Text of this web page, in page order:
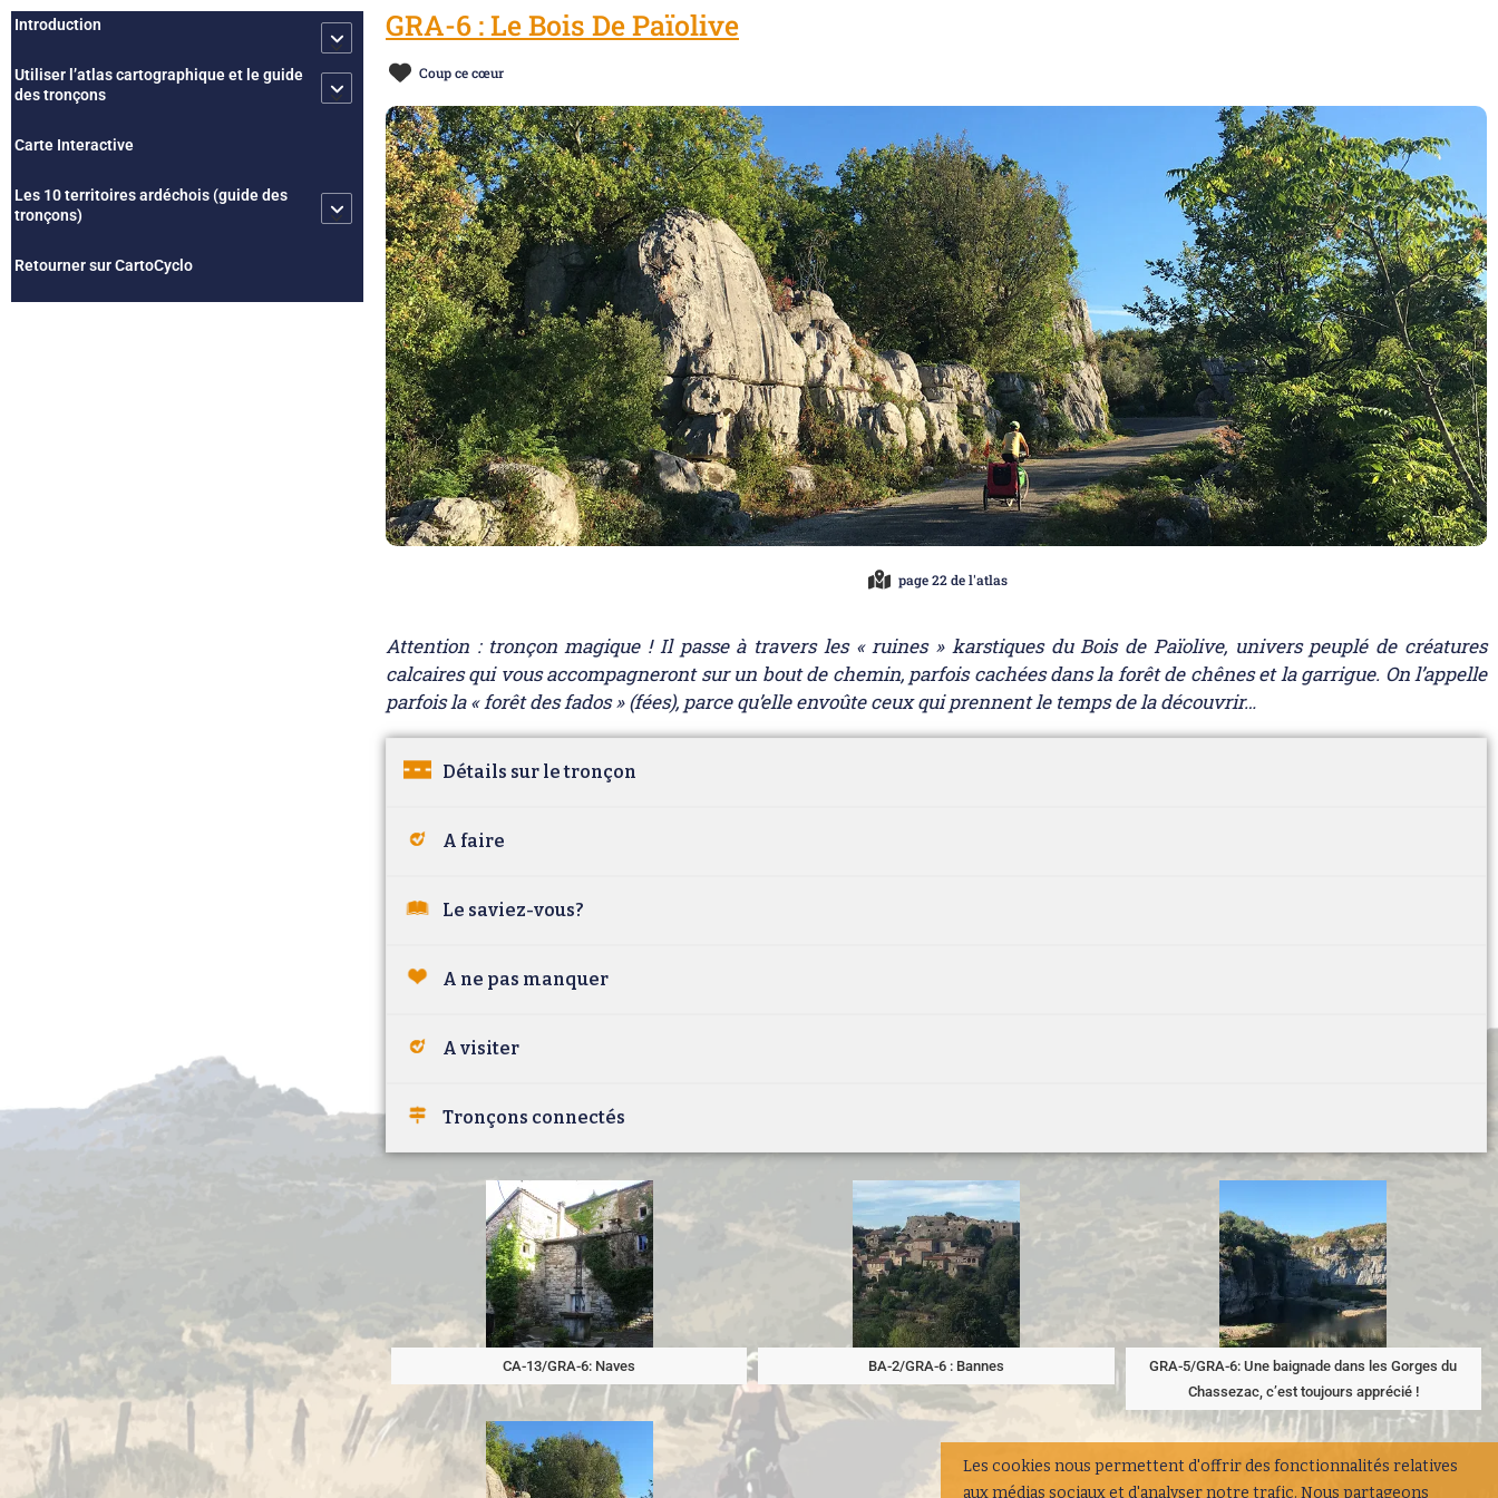
Introduction
Utiliser l’atlas cartographique et le guide
des tronçons
Carte Interactive
Les 10 territoires ardéchois (guide des
tronçons)
Retourner sur CartoCyclo
GRA-6 : Le Bois De Païolive
Coup ce cœur
page 22 de l'atlas
Attention : tronçon magique ! Il passe à travers les « ruines » karstiques du Bois de Païolive, univers peuplé de créatures
calcaires qui vous accompagneront sur un bout de chemin, parfois cachées dans la forêt de chênes et la garrigue. On l’appelle
parfois la « forêt des fados » (fées), parce qu’elle envoûte ceux qui prennent le temps de la découvrir…
Détails sur le tronçon
A faire
Le saviez-vous?
A ne pas manquer
A visiter
Tronçons connectés
CA-13/GRA-6: Naves BA-2/GRA-6 : Bannes
GRA-5/GRA-6: Une baignade dans les Gorges du
Chassezac, c’est toujours apprécié !
Les cookies nous permettent d'offrir des fonctionnalités relatives
aux médias sociaux et d'analyser notre trafic. Nous partageons